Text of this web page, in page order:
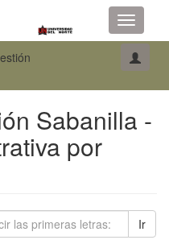
Toggle
Sabanilla -
por
Ir